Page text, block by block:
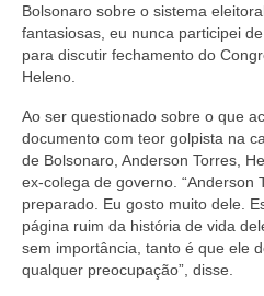
Bolsonaro sobre o sistema
fantasiosas, eu nunca participei
para discutir fechamento do
Heleno.
Ao ser questionado sobre o que
documento com teor golpista na
de Bolsonaro, Anderson Torres,
ex-colega de governo. “Anderson
preparado. Eu gosto muito dele.
página ruim da história de vida
sem importância, tanto é que ele
qualquer preocupação”, disse.